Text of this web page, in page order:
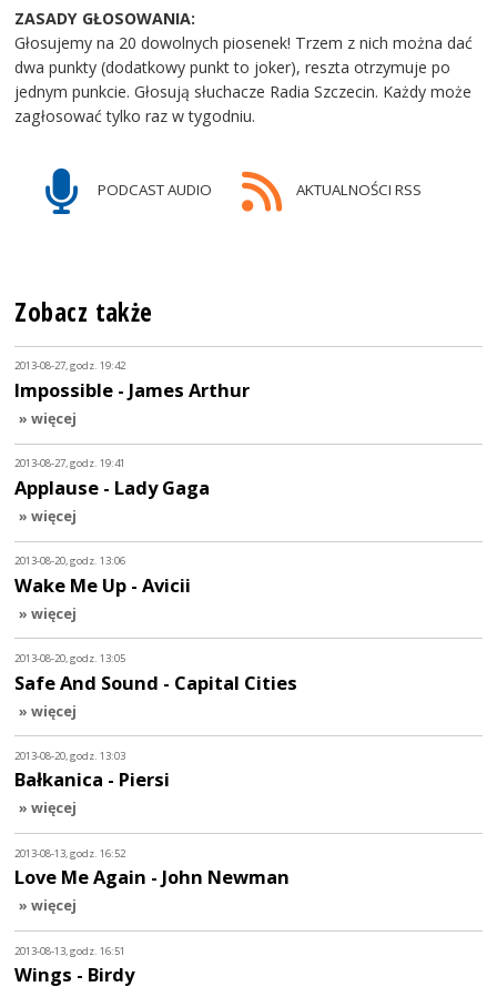
ZASADY GŁOSOWANIA:
Głosujemy na 20 dowolnych piosenek! Trzem z nich można dać
dwa punkty (dodatkowy punkt to joker), reszta otrzymuje po
jednym punkcie. Głosują słuchacze Radia Szczecin. Każdy może
zagłosować tylko raz w tygodniu.
PODCAST AUDIO AKTUALNOŚCI RSS
Zobacz także
2013-08-27, godz. 19:42
Impossible - James Arthur
» więcej
2013-08-27, godz. 19:41
Applause - Lady Gaga
» więcej
2013-08-20, godz. 13:06
Wake Me Up - Avicii
» więcej
2013-08-20, godz. 13:05
Safe And Sound - Capital Cities
» więcej
2013-08-20, godz. 13:03
Bałkanica - Piersi
» więcej
2013-08-13, godz. 16:52
Love Me Again - John Newman
» więcej
2013-08-13, godz. 16:51
Wings - Birdy